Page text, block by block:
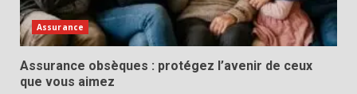
Assurance
Assurance obsèques : protégez l’avenir de ceux
que vous aimez